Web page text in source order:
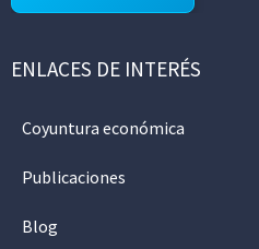
ENLACES DE INTERÉS
Coyuntura económica
Publicaciones
Blog